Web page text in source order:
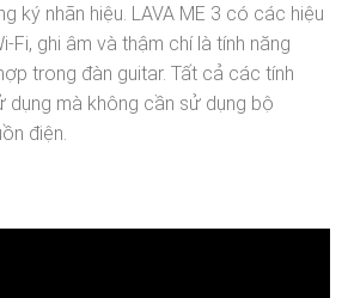
ký nhãn hiệu. LAVA ME 3 có các hiệu
Fi, ghi âm và thậm chí là tính năng
trong đàn guitar. Tất cả các tính
mà không cần sử dụng bộ
điện.